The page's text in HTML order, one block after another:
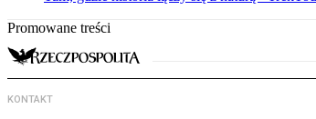
Promowane treści
KONTAKT